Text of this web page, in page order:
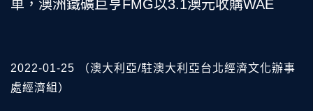
車，澳洲鐵礦巨亨FMG以3.1澳元收購WAE
2022-01-25 （澳大利亞/駐澳大利亞台北經濟文化辦事
處經濟組）